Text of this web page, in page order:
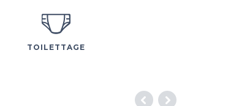
TOILETTAGE